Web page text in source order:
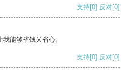
支持[0] 反对[0]
能够省钱又省心。
支持[0] 反对[0]